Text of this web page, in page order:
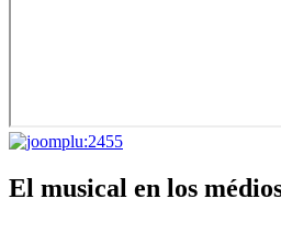
El musical en los